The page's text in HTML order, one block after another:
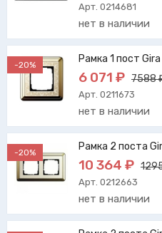
Арт. 0214681
нет в наличии
-20% Рамка 1 пост
6 071 ₽ 7588
Арт. 0211673
нет в наличии
-20% Рамка 2 поста
10 364 ₽
Арт. 0212663
нет в наличии